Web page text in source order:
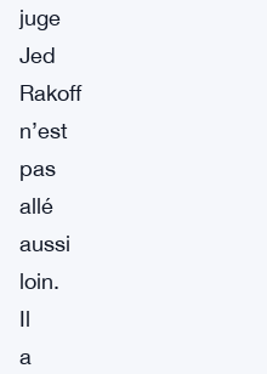
juge
Jed
Rakoff
n’est
pas
allé
aussi
loin.
Il
a